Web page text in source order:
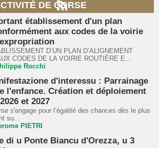
DE CORSE
établissement d'un plan
aux codes de la voirie
D’UN PLAN D’ALIGNEMENT
CODES DE LA VOIRIE ROUTIÈRE E...
Rocchi
d'interessu : Parrainage
l'enfance. Création et déploiement
et 2027
s'engage pour l’égalité des chances dès le plus
su...
PIETRI
di u Ponte Biancu d'Orezza, u 3